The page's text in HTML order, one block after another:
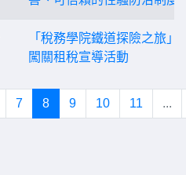
「稅務學院鐵道探險之旅」
闖關租稅宣導活動
7 8 9 10 11 ...